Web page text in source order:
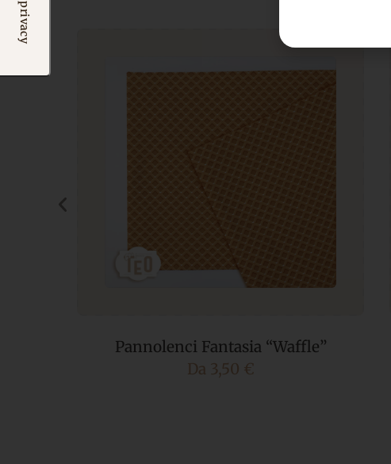
Pannolenci Fantasia “Waffle”
Da 3,50 €